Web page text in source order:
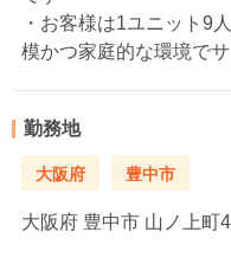
・お客様は1ユニット9
模かつ家庭的な環境で
勤務地
大阪府 豊中市
大阪府 豊中市 山ノ上町